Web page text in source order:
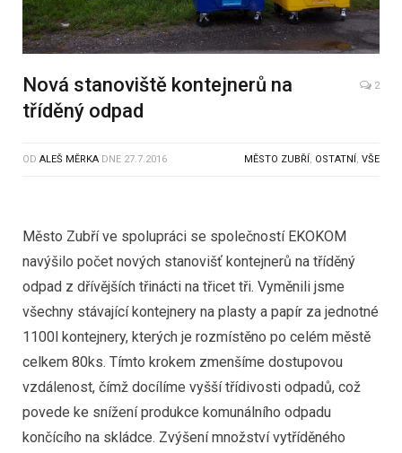
Nová stanoviště kontejnerů na
tříděný odpad
2
OD ALEŠ MĚRKA DNE 27.7.2016 MĚSTO ZUBŘÍ , OSTATNÍ , VŠE
Město Zubří ve spolupráci se společností EKOKOM
navýšilo počet nových stanovišť kontejnerů na tříděný
odpad z dřívějších třinácti na třicet tři. Vyměnili jsme
všechny stávající kontejnery na plasty a papír za jednotné
1100l kontejnery, kterých je rozmístěno po celém městě
celkem 80ks. Tímto krokem zmenšíme dostupovou
vzdálenost, čímž docílíme vyšší třídivosti odpadů, což
povede ke snížení produkce komunálního odpadu
končícího na skládce. Zvýšení množství vytříděného